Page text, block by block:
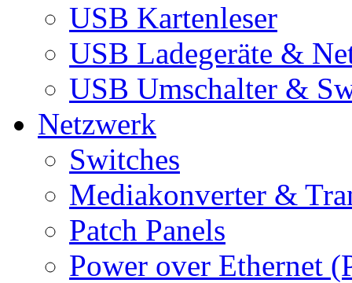
USB Kartenleser
USB Ladegeräte &
USB Umschalter &
Netzwerk
Switches
Mediakonverter &
Patch Panels
Power over Ethernet